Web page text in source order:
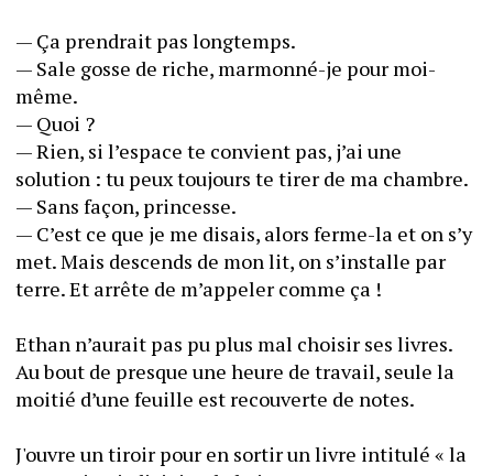
— Ça prendrait pas longtemps.
— Sale gosse de riche, marmonné-je pour moi-
même.
— Quoi ?
— Rien, si l’espace te convient pas, j’ai une
solution : tu peux toujours te tirer de ma chambre.
— Sans façon, princesse.
— C’est ce que je me disais, alors ferme-la et on s’y
met. Mais descends de mon lit, on s’installe par
terre. Et arrête de m’appeler comme ça !
Ethan n’aurait pas pu plus mal choisir ses livres.
Au bout de presque une heure de travail, seule la
J'ouvre un tiroir pour en sortir un livre intitulé « la